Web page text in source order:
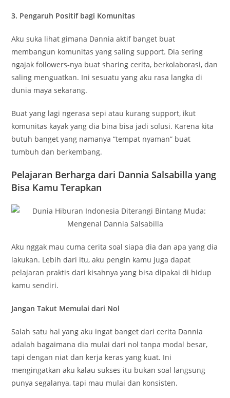
3. Pengaruh Positif bagi Komunitas
Aku suka lihat gimana Dannia aktif banget buat
membangun komunitas yang saling support. Dia sering
ngajak followers-nya buat sharing cerita, berkolaborasi, dan
saling menguatkan. Ini sesuatu yang aku rasa langka di
dunia maya sekarang.
Buat yang lagi ngerasa sepi atau kurang support, ikut
komunitas kayak yang dia bina bisa jadi solusi. Karena kita
butuh banget yang namanya “tempat nyaman” buat
tumbuh dan berkembang.
Pelajaran Berharga dari Dannia Salsabilla yang
Bisa Kamu Terapkan
Aku nggak mau cuma cerita soal siapa dia dan apa yang dia
lakukan. Lebih dari itu, aku pengin kamu juga dapat
pelajaran praktis dari kisahnya yang bisa dipakai di hidup
kamu sendiri.
Jangan Takut Memulai dari Nol
Salah satu hal yang aku ingat banget dari cerita Dannia
adalah bagaimana dia mulai dari nol tanpa modal besar,
tapi dengan niat dan kerja keras yang kuat. Ini
mengingatkan aku kalau sukses itu bukan soal langsung
punya segalanya, tapi mau mulai dan konsisten.